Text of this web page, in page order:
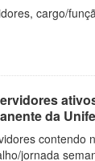
cargo/
da
contendo
jornada